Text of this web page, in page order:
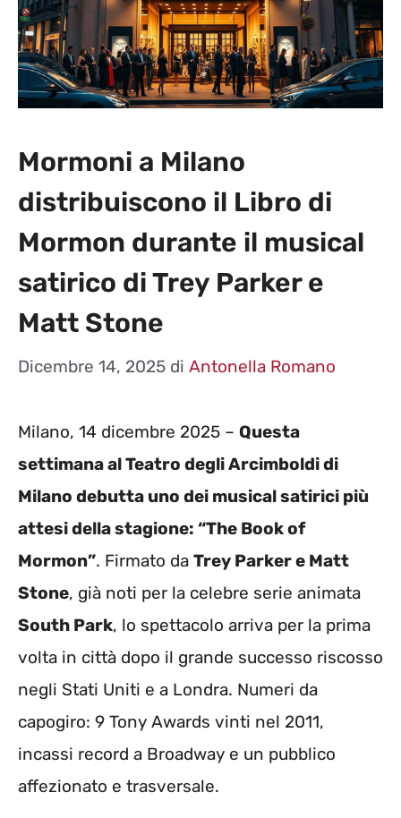
Mormoni a Milano
distribuiscono il Libro di
Mormon durante il musical
satirico di Trey Parker e
Matt Stone
Dicembre 14, 2025 di Antonella Romano
Milano, 14 dicembre 2025 – Questa
settimana al Teatro degli Arcimboldi di
Milano debutta uno dei musical satirici più
attesi della stagione: “The Book of
Mormon”. Firmato da Trey Parker e Matt
Stone, già noti per la celebre serie animata
South Park, lo spettacolo arriva per la prima
volta in città dopo il grande successo riscosso
negli Stati Uniti e a Londra. Numeri da
capogiro: 9 Tony Awards vinti nel 2011,
incassi record a Broadway e un pubblico
affezionato e trasversale.